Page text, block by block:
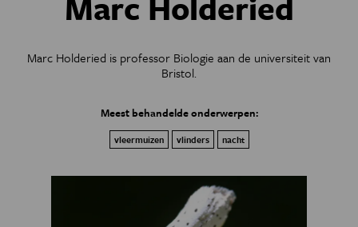
GEZONDHEID RUIMTE
NATUURWETENSCHAPPEN GESCHIEDENIS
PODCAST AGENDA
Marc Holderied is professor Biologie aan de universiteit van
Bristol.
Meest behandelde onderwerpen:
vleermuizen vlinders nacht